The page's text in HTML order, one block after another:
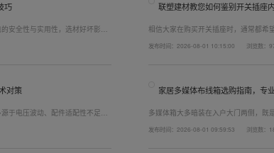
巧
安全性与实用性，选材好坏影响
选安全耐用的开关插座产品。
联塑建材教您如何鉴别开关插座
相信大家在购买开关插座时，通常都希
越好(因为铜片长度决定了插座距离的大
发布时间：2026-08-01 10:15:00 浏览数：
对策
于电压波动、配件适配性不足或
压瞬变、电网波动等场景，减少
家居多媒体布线箱选购指南，专
多媒体箱大多暗装在入户大门两侧，既
式配齐全屋电气产品，选择综合实力过
发布时间：2026-08-01 09:59:53 浏览数：